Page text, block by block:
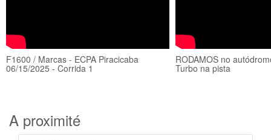
F1600 / Marcas - ECPA Piracicaba
06/15/2025 - Corrida 1
RODAMOS no
Turbo na pista
A proximité